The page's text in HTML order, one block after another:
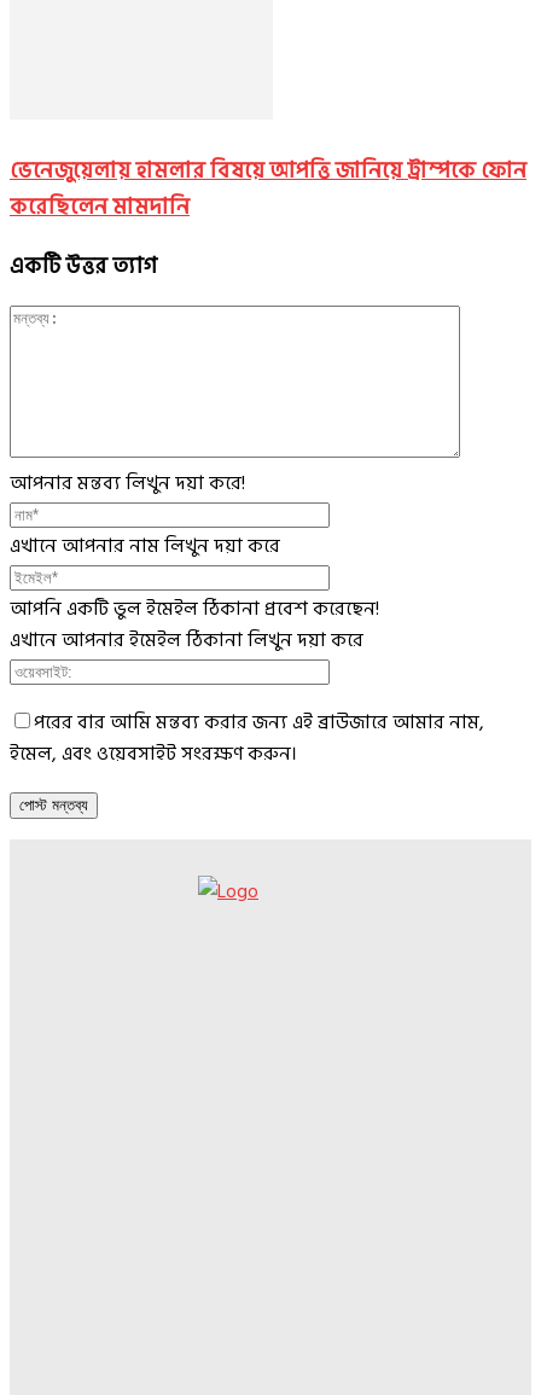
ভেনেজুয়েলায় হামলার বিষয়ে আপত্তি জানিয়ে ট্রাম্পকে ফোন
করেছিলেন মামদানি
একটি উত্তর ত্যাগ
আপনার মন্তব্য লিখুন দয়া করে!
এখানে আপনার নাম লিখুন দয়া করে
আপনি একটি ভুল ইমেইল ঠিকানা প্রবেশ করেছেন!
এখানে আপনার ইমেইল ঠিকানা লিখুন দয়া করে
পরের বার আমি মন্তব্য করার জন্য এই ব্রাউজারে আমার নাম,
ইমেল, এবং ওয়েবসাইট সংরক্ষণ করুন।